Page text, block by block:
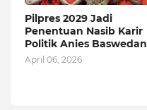
Pilpres 2029 Jadi
Penentuan Nasib Karir
Politik Anies Baswedan
April 06, 2026